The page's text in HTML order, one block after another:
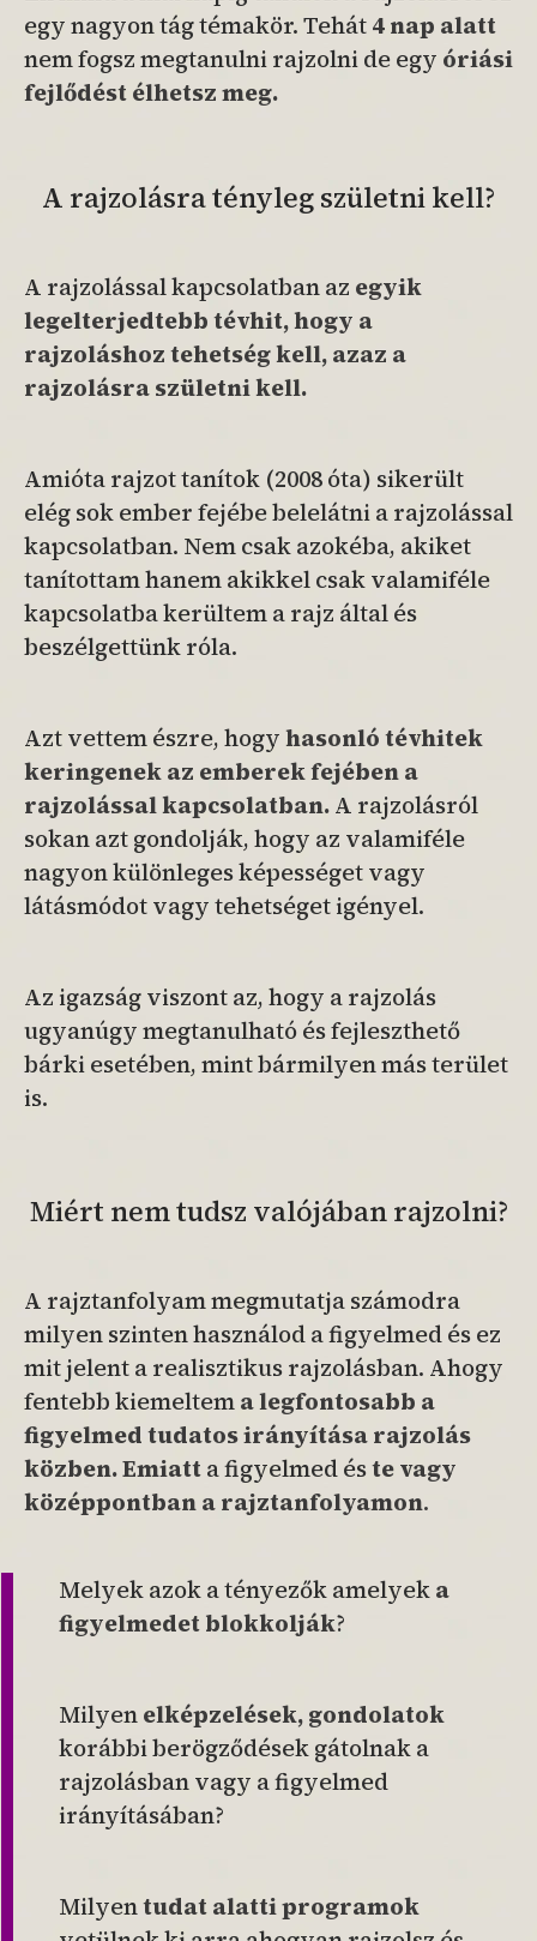
egy nagyon tág témakör. Tehát4 nap alatt
nem fogsz megtanulni rajzolni de egy óriási
fejlődést élhetsz meg.
A rajzolásra tényleg születni kell?
A rajzolással kapcsolatban az egyik
legelterjedtebb tévhit, hogy a
rajzoláshoz tehetség kell, azaz a
rajzolásra születni kell.
Amióta rajzot tanítok (2008 óta) sikerült
elég sok ember fejébe belelátni a rajzolással
kapcsolatban. Nem csak azokéba, akiket
tanítottam hanem akikkel csak valamiféle
kapcsolatba kerültem a rajz által és
beszélgettünk róla.
Azt vettem észre, hogyhasonló tévhitek
keringenek az emberek fejében a
rajzolással kapcsolatban.A rajzolásról
sokan azt gondolják, hogy az valamiféle
nagyon különleges képességet vagy
látásmódot vagy tehetséget igényel.
Az igazság viszont az, hogy a rajzolás
ugyanúgy megtanulható és fejleszthető
bárki esetében, mint bármilyen más terület
is.
Miért nem tudsz valójában rajzolni?
A rajztanfolyam megmutatja számodra
milyen szinten használod a figyelmed és ez
mit jelent a realisztikus rajzolásban. Ahogy
fentebb kiemeltema legfontosabb a
figyelmed tudatos irányítása rajzolás
közben.Emiatta figyelmed éste vagy
középpontban a rajztanfolyamon.
Melyek azok a tényezők amelyeka
figyelmedet blokkolják?
Milyenelképzelések, gondolatok
korábbi berögződések gátolnak a
rajzolásban vagy a figyelmed
irányításában?
Milyentudat alatti programok